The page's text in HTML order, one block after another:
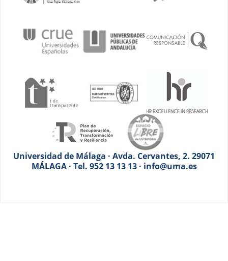
Universidad de Málaga · Avda. Cervantes, 2. 29071
MÁLAGA · Tel. 952 13 13 13 · info@uma.es